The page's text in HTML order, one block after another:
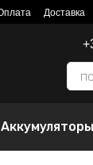
Доставка
Аккумуляторы